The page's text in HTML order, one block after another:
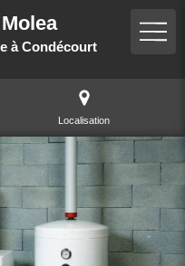
à Condécourt
Localisation